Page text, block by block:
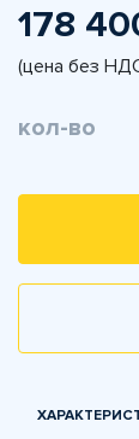
178
(цена без
кол-во